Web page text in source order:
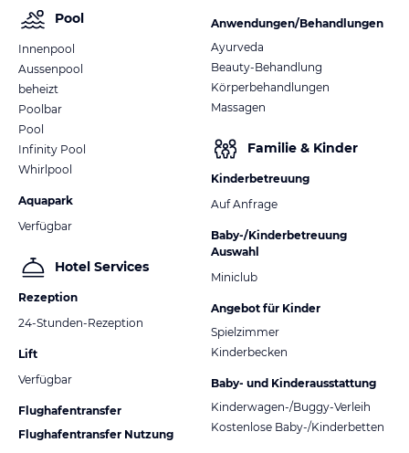
Pool
Innenpool
Aussenpool
beheizt
Poolbar
Pool
Infinity Pool
Whirlpool
Aquapark
Verfügbar
Hotel Services
Rezeption
24-Stunden-Rezeption
Lift
Verfügbar
Flughafentransfer
Flughafentransfer Nutzung
Anwendungen/Behandlungen
Ayurveda
Beauty-Behandlung
Körperbehandlungen
Massagen
Familie & Kinder
Kinderbetreuung
Auf Anfrage
Baby-/Kinderbetreuung
Auswahl
Miniclub
Angebot für Kinder
Spielzimmer
Kinderbecken
Baby- und Kinderausstattung
Kinderwagen-/Buggy-Verleih
Kostenlose Baby-/Kinderbetten